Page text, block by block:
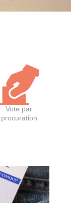
Vote par
procuration